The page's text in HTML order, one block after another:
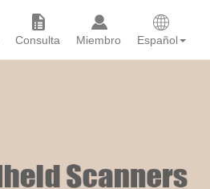
Consulta Miembro Español